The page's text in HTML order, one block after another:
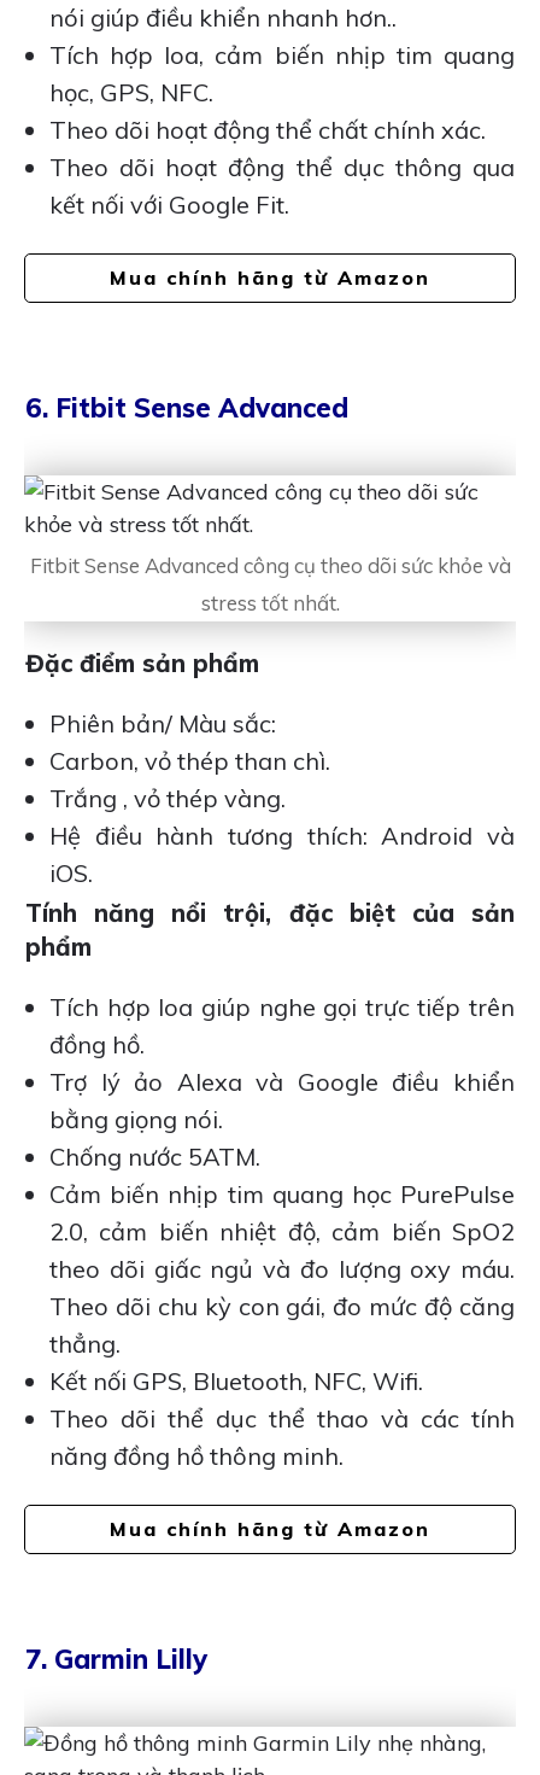
nói giúp điều khiển nhanh hơn..
Tích hợp loa, cảm biến nhịp tim quang
học, GPS, NFC.
Theo dõi hoạt động thể chất chính xác.
Theo dõi hoạt động thể dục thông qua
kết nối với Google Fit.
Mua chính hãng từ Amazon
6. Fitbit Sense Advanced
Fitbit Sense Advanced công cụ theo dõi sức khỏe và
stress tốt nhất.
Đặc điểm sản phẩm
Phiên bản/ Màu sắc:
Carbon, vỏ thép than chì.
Trắng , vỏ thép vàng.
Hệ điều hành tương thích: Android và
iOS.
Tính năng nổi trội, đặc biệt của sản
phẩm
Tích hợp loa giúp nghe gọi trực tiếp trên
đồng hồ.
Trợ lý ảo Alexa và Google điều khiển
bằng giọng nói.
Chống nước 5ATM.
Cảm biến nhịp tim quang học PurePulse
2.0, cảm biến nhiệt độ, cảm biến SpO2
theo dõi giấc ngủ và đo lượng oxy máu.
Theo dõi chu kỳ con gái, đo mức độ căng
thẳng.
Kết nối GPS, Bluetooth, NFC, Wifi.
Theo dõi thể dục thể thao và các tính
năng đồng hồ thông minh.
Mua chính hãng từ Amazon
7. Garmin Lilly